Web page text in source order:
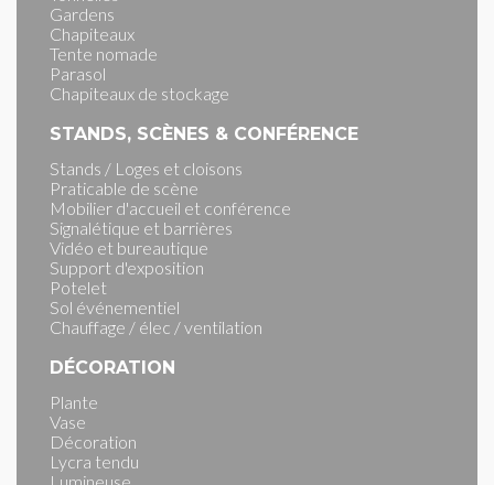
Gardens
Chapiteaux
Tente nomade
Parasol
Chapiteaux de stockage
STANDS, SCÈNES & CONFÉRENCE
Stands / Loges et cloisons
Praticable de scène
Mobilier d'accueil et conférence
Signalétique et barrières
Vidéo et bureautique
Support d'exposition
Potelet
Sol événementiel
Chauffage / élec / ventilation
DÉCORATION
Plante
Vase
Décoration
Lycra tendu